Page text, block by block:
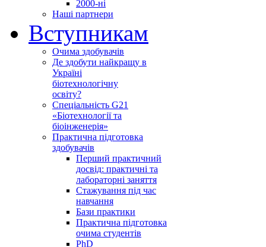
2000-ні
Наші партнери
Вступникам
Очима здобувачів
Де здобути найкращу в
Україні
біотехнологічну
освіту?
Спеціальність G21
«Біотехнології та
біоінженерія»
Практична підготовка
здобувачів
Перший практичний
досвід: практичні та
лабораторні заняття
Стажування під час
навчання
Бази практики
Практична підготовка
очима студентів
PhD